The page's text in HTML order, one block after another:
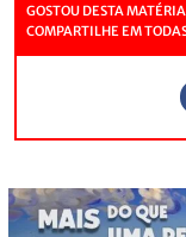
GOSTOU DESTA
COMPARTILHE EM